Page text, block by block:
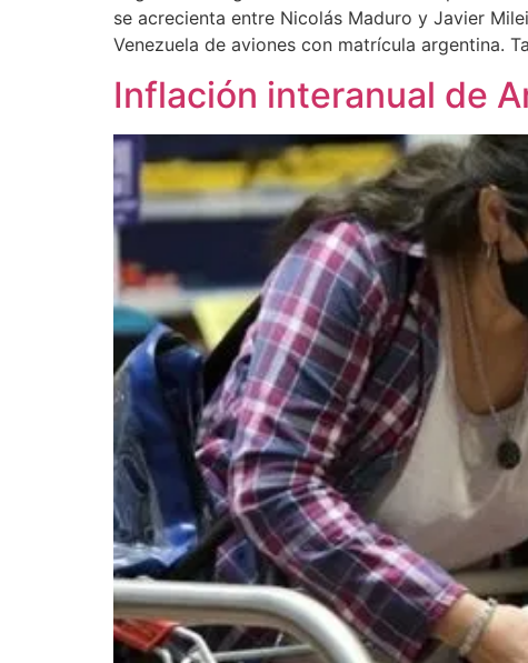
se acrecienta entre Nicolás Maduro y Javier
Venezuela de aviones con matrícula argentina.
Inflación interanual de